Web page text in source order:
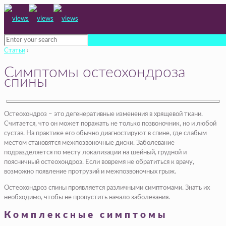
Статьи ›
Симптомы остеохондроза
спины
Остеохондроз – это дегенеративные изменения в хрящевой ткани.
Считается, что он может поражать не только позвоночник, но и любой
сустав. На практике его обычно диагностируют в спине, где слабым
местом становятся межпозвоночные диски. Заболевание
подразделяется по месту локализации на шейный, грудной и
поясничный остеохондроз. Если вовремя не обратиться к врачу,
возможно появление протрузий и межпозвоночных грыж.
Остеохондроз спины проявляется различными симптомами. Знать их
необходимо, чтобы не пропустить начало заболевания.
Комплексные симптомы